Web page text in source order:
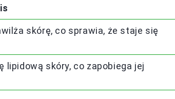
skórę, co sprawia, że staje się
lipidową skóry, co zapobiega jej